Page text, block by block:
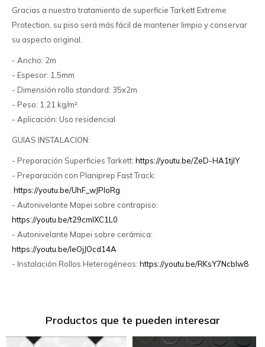
Gracias a nuestro tratamiento de superficie Tarkett Extreme
Protection, su piso será más fácil de mantener limpio y conservar
su aspecto original.
- Ancho: 2m
- Espesor: 1,5mm
- Dimensión rollo standard: 35x2m
- Peso: 1,21 kg/m²
- Aplicación: Uso residencial
GUIAS INSTALACION:
- Preparación Superficies Tarkett: https://youtu.be/ZeD-HA1tjlY
- Preparación con Planiprep Fast Track:
https://youtu.be/UhF_wJPIoRg
- Autonivelante Mapei sobre contrapiso:
https://youtu.be/t29cmlXC1L0
- Autonivelante Mapei sobre cerámica:
https://youtu.be/IeOjJOcd14A
- Instalación Rollos Heterogéneos: https://youtu.be/RKsY7Ncblw8
Productos que te pueden interesar